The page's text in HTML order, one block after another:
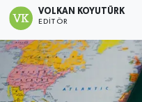
VOLKAN KOYUTÜRK
EDITÖR